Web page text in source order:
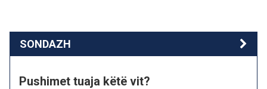
SONDAZH
Pushimet tuaja këtë vit?